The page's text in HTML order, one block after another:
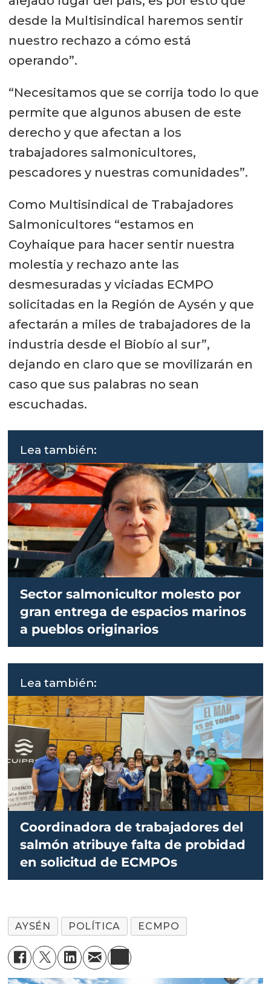
desde la Multisindical haremos sentir
nuestro rechazo a cómo está
operando”.
“Necesitamos que se corrija todo lo que
permite que algunos abusen de este
derecho y que afectan a los
trabajadores salmonicultores,
pescadores y nuestras comunidades”.
Como Multisindical de Trabajadores
Salmonicultores “estamos en
Coyhaique para hacer sentir nuestra
molestia y rechazo ante las
desmesuradas y viciadas ECMPO
solicitadas en la Región de Aysén y que
afectarán a miles de trabajadores de la
industria desde el Biobío al sur”,
dejando en claro que se movilizarán en
caso que sus palabras no sean
escuchadas.
Lea también:
Sector salmonicultor molesto por
gran entrega de espacios marinos
a pueblos originarios
Lea también:
Coordinadora de trabajadores del
salmón atribuye falta de probidad
en solicitud de ECMPOs
AYSÉN POLÍTICA ECMPO